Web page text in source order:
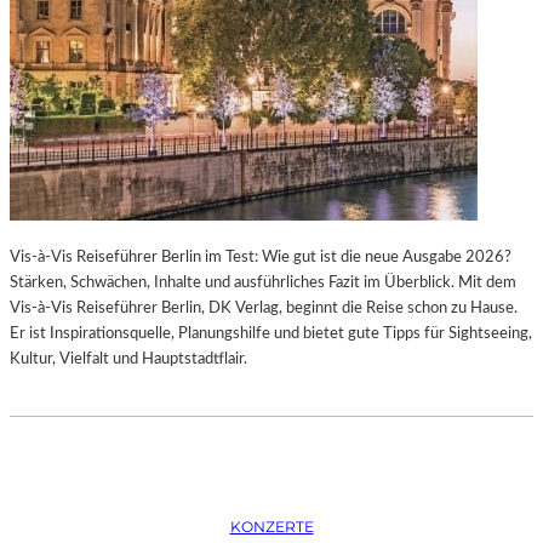
K
T
I
O
N
M
I
T
H
M
B
U
R
O
S
O
P
E
R
I
N
M
Ü
C
H
E
N
P
Vis-à-Vis Reiseführer Berlin im Test: Wie gut ist die neue Ausgabe 2026?
Stärken, Schwächen, Inhalte und ausführliches Fazit im Überblick. Mit dem
Vis-à-Vis Reiseführer Berlin, DK Verlag, beginnt die Reise schon zu Hause.
Er ist Inspirationsquelle, Planungshilfe und bietet gute Tipps für Sightseeing,
Kultur, Vielfalt und Hauptstadtflair.
KONZERTE